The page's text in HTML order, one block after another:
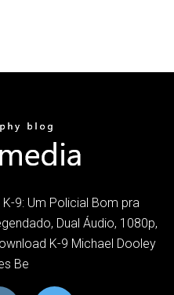
9: Um Policial Bom pra
Dual Áudio, 1080p,
K-9 Michael Dooley
Be